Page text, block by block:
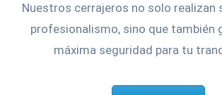
Nuestros cerrajeros no solo realizan
profesionalismo, sino que también
máxima seguridad para tu